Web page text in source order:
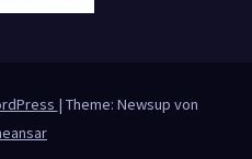
| Theme: Newsup von